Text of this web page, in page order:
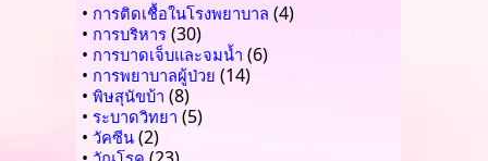
• การติดเชื้อในโรงพยาบาล (4)
• การบริหาร (30)
• การบาดเจ็บและจมน้ำ (6)
• การพยาบาลผู้ป่วย (14)
• พิษสุนัขบ้า (8)
• ระบาดวิทยา (5)
• วัคซีน (2)